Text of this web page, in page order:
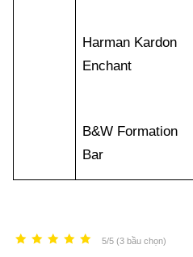
Harman Kardon
Enchant
B&W Formation
Bar
5/5 (3 bầu chọn)